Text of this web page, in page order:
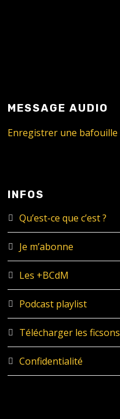
MESSAGE AUDIO
Enregistrer une bafouille
INFOS
Qu’est-ce que c’est ?
Je m’abonne
Les +BCdM
Podcast playlist
Télécharger les ficsons
Confidentialité